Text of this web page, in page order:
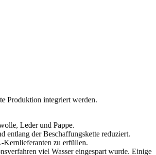
Produktion integriert werden.
Leder und Pappe.
entlang der Beschaffungskette reduziert.
zu erfüllen.
viel Wasser eingespart wurde. Einige